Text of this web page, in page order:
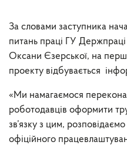
За словами заступника
питань праці ГУ Держпраці
Оксани Єзерської, на
проекту відбувається
«Ми намагаємося
роботодавців оформити
зв’язку з цим,
офіційного